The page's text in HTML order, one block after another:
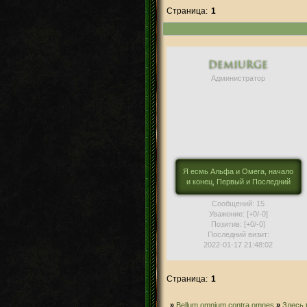
Страница: 1
Demiurge
Администратор
Я есмь Альфа и Омега, начало
и конец, Первый и Последний
Сообщений: 15
Уважение: [+0/-0]
Позитив: [+0/-0]
Последний визит:
2022-01-17 21:48:02
Страница: 1
» Bellum omnium contra omnes » Здесь